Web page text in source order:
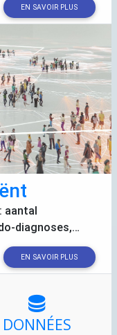
EN SAVOIR PLUS
aantal
diagnoses,…
EN SAVOIR PLUS
DONNÉES